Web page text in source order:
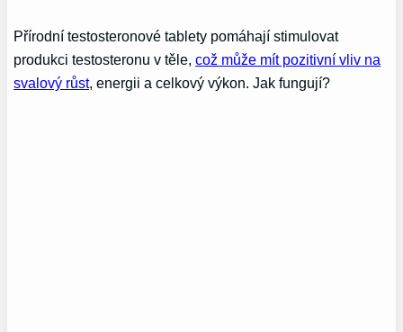
Přírodní testosteronové tablety pomáhají stimulovat
produkci testosteronu v těle,což může mít pozitivní vliv na
svalový růst, energii a celkový výkon. Jak fungují?